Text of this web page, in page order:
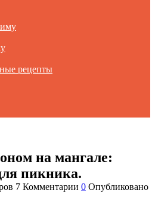
рецепты
на мангале:
пикника.
7 Комментарии 0 Опубликовано